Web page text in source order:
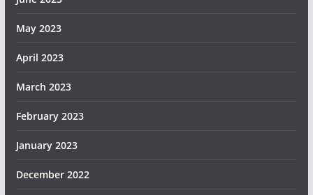
May 2023
April 2023
March 2023
February 2023
January 2023
December 2022